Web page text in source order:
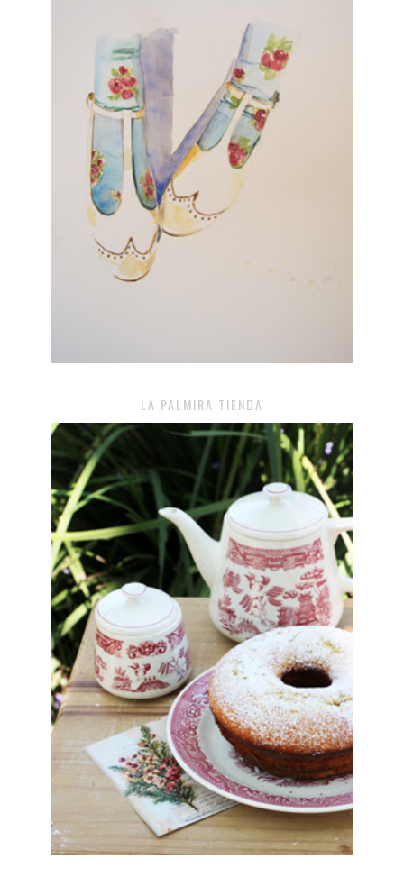
LA PALMIRA TIENDA